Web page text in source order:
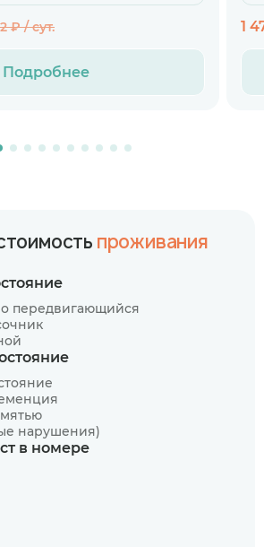
₽ / сут.
Подробнее
1
проживания
передвигающийся
нарушения)
в номере